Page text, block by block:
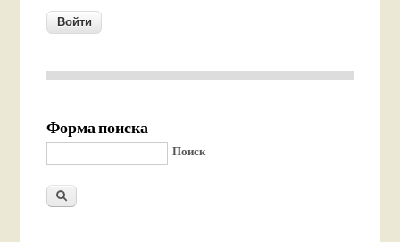
Форма поиска
Поиск